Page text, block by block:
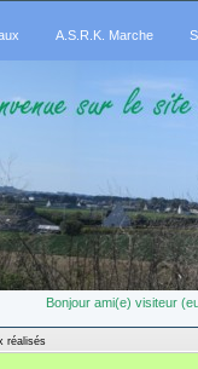
A.S.R.K. Marche
Bonjour ami(e) visiteur
réalisés